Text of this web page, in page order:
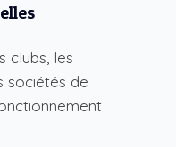
clubs, les
sociétés de